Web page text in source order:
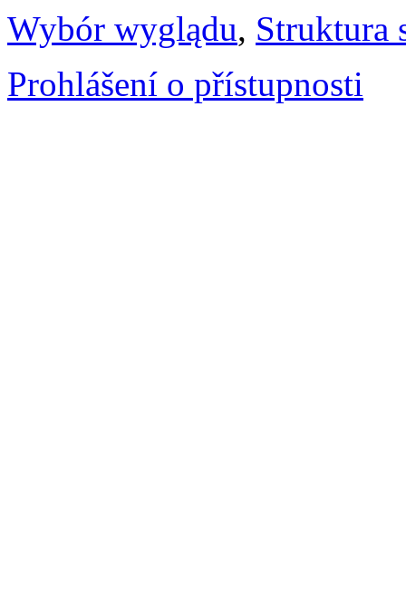
Wybór wyglądu, Struktura
Prohlášení o přístupnosti